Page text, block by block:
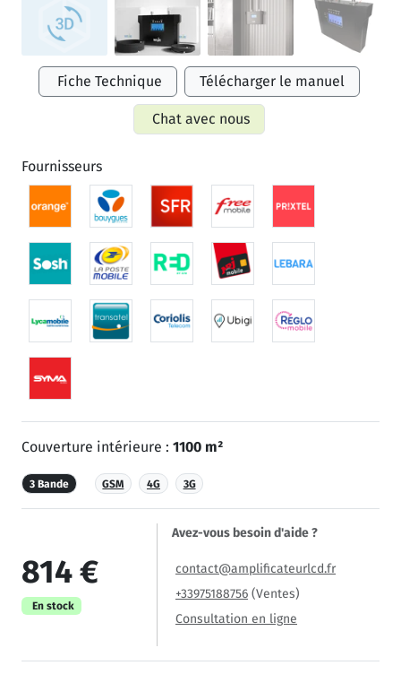
Fiche Technique Télécharger le manuel
Chat avec nous
Fournisseurs
Couverture intérieure : 1100 m²
3 Bande GSM 4G 3G
814 €
En stock
Avez-vous besoin d'aide ?
contact@amplificateurlcd.fr
+33975188756 (Ventes)
Consultation en ligne